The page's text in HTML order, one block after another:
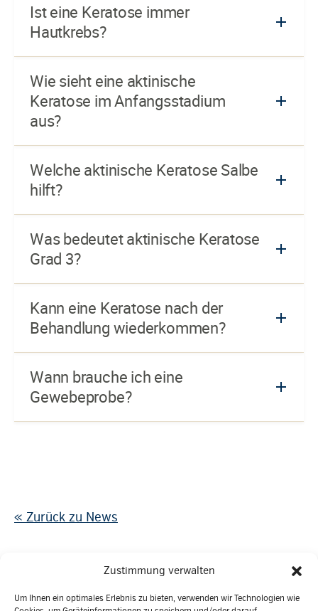
Zustimmung verwalten
Um Ihnen ein optimales Erlebnis zu bieten, verwenden wir Technologien wie
Ist eine Keratose immer
Hautkrebs?
Wie sieht eine aktinische
Keratose im Anfangsstadium
aus?
Welche aktinische Keratose Salbe
hilft?
Was bedeutet aktinische Keratose
Grad 3?
Kann eine Keratose nach der
Behandlung wiederkommen?
Wann brauche ich eine
Gewebeprobe?
« Zurück zu News